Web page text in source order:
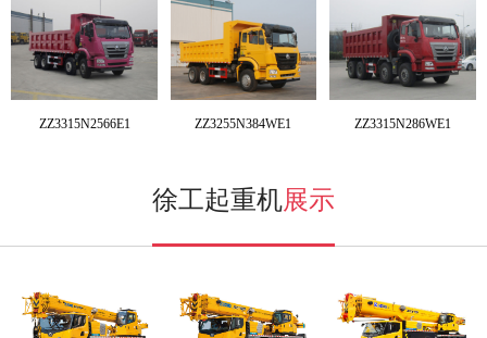
ZZ3315N2566E1 ZZ3255N384WE1 ZZ3315N286WE1
徐工起重机展示